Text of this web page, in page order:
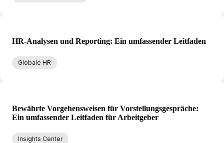
HR-Analysen und Reporting: Ein umfassender Leitfaden
Globale HR
Bewährte Vorgehensweisen für Vorstellungsgespräche:
Ein umfassender Leitfaden für Arbeitgeber
Insights Center